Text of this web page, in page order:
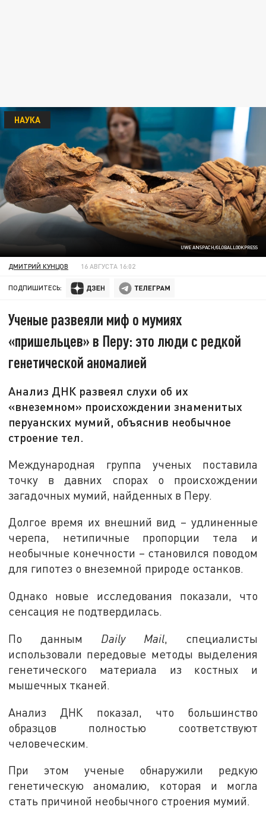
UWE ANSPACH/GLOBALLOOKPRESS
НАУКА
ДМИТРИЙ КУНЦОВ 16 АВГУСТА 16:02
ПОДПИШИТЕСЬ:
Ученые развеяли миф о мумиях
«пришельцев» в Перу: это люди с редкой
генетической аномалией
Анализ ДНК развеял слухи об их
«внеземном» происхождении знаменитых
перуанских мумий, объяснив необычное
строение тел.
Международная группа ученых поставила
точку в давних спорах о происхождении
загадочных мумий, найденных в Перу.
Долгое время их внешний вид – удлиненные
черепа, нетипичные пропорции тела и
необычные конечности – становился поводом
для гипотез о внеземной природе останков.
Однако новые исследования показали, что
сенсация не подтвердилась.
По данным Daily Mail, специалисты
использовали передовые методы выделения
генетического материала из костных и
мышечных тканей.
Анализ ДНК показал, что большинство
образцов полностью соответствуют
человеческим.
При этом ученые обнаружили редкую
генетическую аномалию, которая и могла
стать причиной необычного строения мумий.